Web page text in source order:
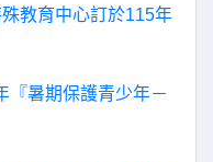
教育中心訂於115年
『暑期保護青少年－